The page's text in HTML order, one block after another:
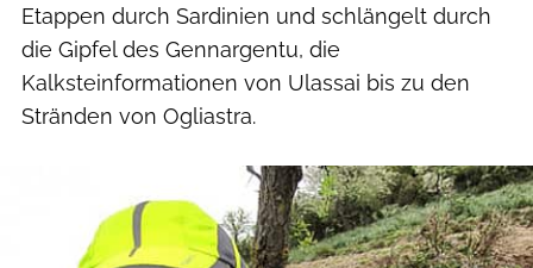
Etappen durch Sardinien und schlängelt durch
die Gipfel des Gennargentu, die
Kalksteinformationen von Ulassai bis zu den
Stränden von Ogliastra.